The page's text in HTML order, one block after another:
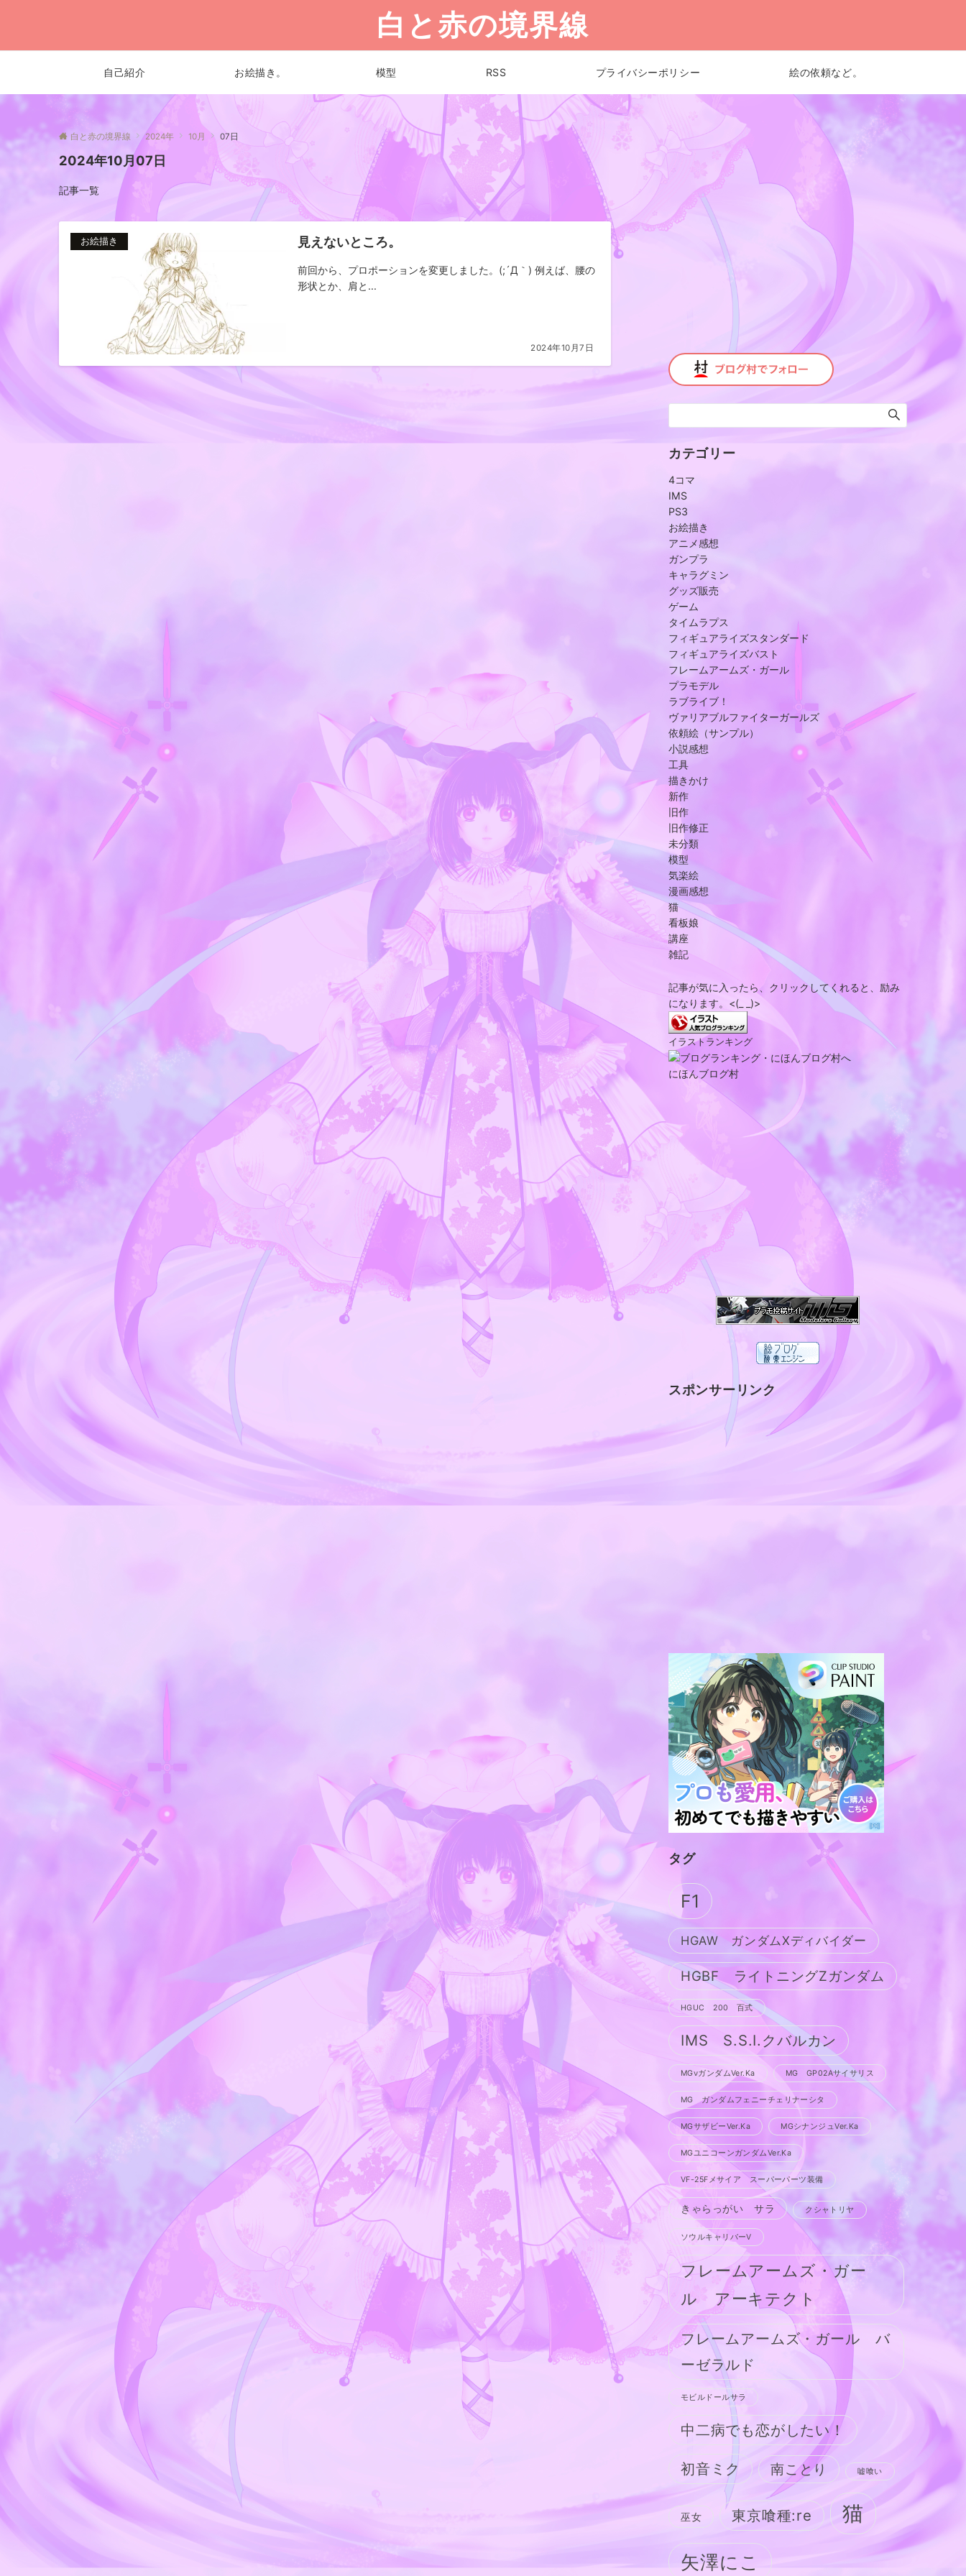
白と赤の境界線
自己紹介 お絵描き。 模型 RSS プライバシーポリシー 絵の依頼など。
白と赤の境界線 2024年 10月 07日
2024年10月07日
記事一覧
お絵描き 見えないところ。
前回から、プロポーションを変更しました。(;´Д｀) 例えば、腰の
形状とか、肩と...
2024年10月7日
カテゴリー
4コマ
IMS
PS3
お絵描き
アニメ感想
ガンプラ
キャラグミン
グッズ販売
ゲーム
タイムラプス
フィギュアライズスタンダード
フィギュアライズバスト
フレームアームズ・ガール
プラモデル
ラブライブ！
ヴァリアブルファイターガールズ
依頼絵（サンプル）
小説感想
工具
描きかけ
新作
旧作
旧作修正
未分類
模型
気楽絵
漫画感想
猫
看板娘
講座
雑記
記事が気に入ったら、クリックしてくれると、励み
になります。<(_ _)>
イラストランキング
にほんブログ村
スポンサーリンク
タグ
F1
HGAW ガンダムXディバイダー
HGBF ライトニングZガンダム
HGUC 200 百式
IMS S.S.I.クバルカン
MGνガンダムVer.Ka MG GP02Aサイサリス
MG ガンダムフェニーチェリナーシタ
MGサザビーVer.Ka MGシナンジュVer.Ka
MGユニコーンガンダムVer.Ka
VF-25Fメサイア スーパーパーツ装備
きゃらっがい サラ クシャトリヤ
ソウルキャリバーV
フレームアームズ・ガー
ル アーキテクト
フレームアームズ・ガール バ
ーゼラルド
モビルドールサラ
中二病でも恋がしたい！
初音ミク 南ことり 嘘喰い
巫女 東京喰種:re 猫
矢澤にこ